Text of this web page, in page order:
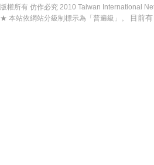
版權所有 仿作必究 2010 Taiwan International
★ 本站依網站分級制標示為「普遍級」。
目前